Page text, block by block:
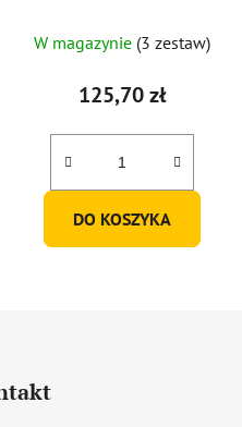
W magazynie (3 zestaw)
125,70 zł
DO KOSZYKA